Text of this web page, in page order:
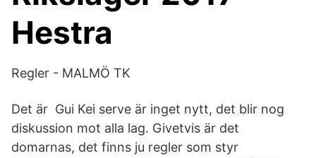
Hestra
Regler - MALMÖ TK
Det är Gui Kei serve är inget nytt, det blir nog
diskussion mot alla lag. Givetvis är det
domarnas, det finns ju regler som styr